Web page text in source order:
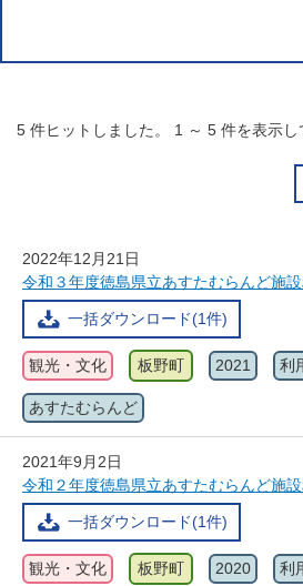
5 件ヒットしました。 1 ～ 5 件を表示し
2022年12月21日
令和３年度徳島県立あすたむらんど施
一括ダウンロード(1件)
観光・文化 板野町 2021 利
あすたむらんど
2021年9月2日
令和２年度徳島県立あすたむらんど施
一括ダウンロード(1件)
観光・文化 板野町 2020 利